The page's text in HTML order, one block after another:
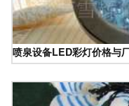
喷泉设备LED彩灯价格与